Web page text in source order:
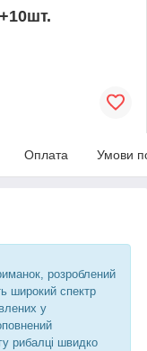
Оплата Умови
розроблений
широкий спектр
у
рибалці швидко